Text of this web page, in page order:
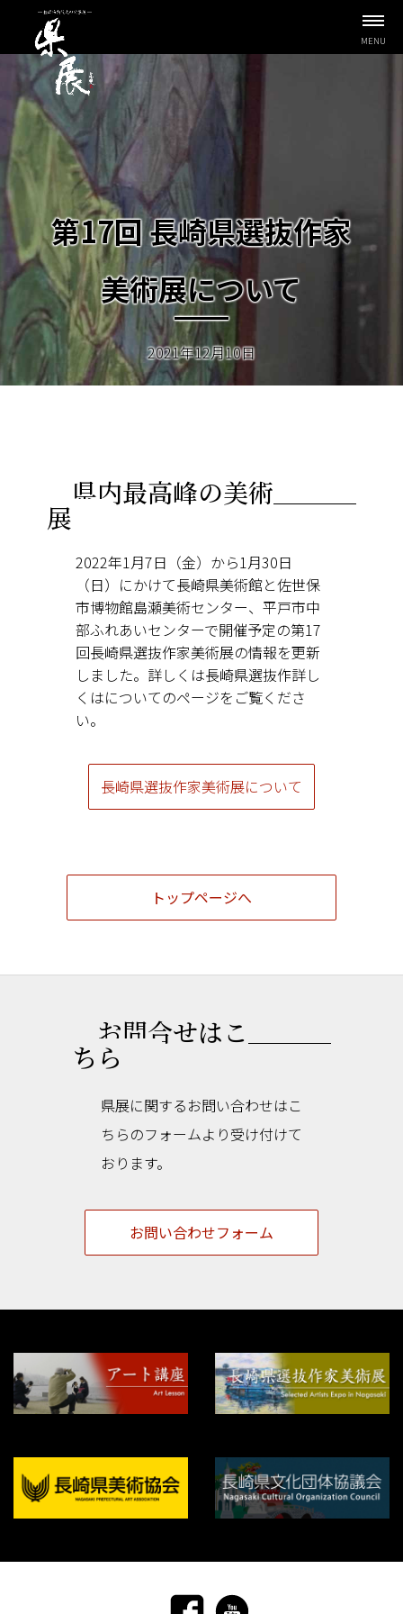
MENU
第17回 長崎県選抜作家
美術展について
2021年12月10日
県内最高峰の美術
展
2022年1月7日（金）から1月30日
（日）にかけて長崎県美術館と佐世保
市博物館島瀬美術センター、平戸市中
部ふれあいセンターで開催予定の第17
回長崎県選抜作家美術展の情報を更新
しました。詳しくは長崎県選抜作詳し
くはについてのページをご覧くださ
い。
長崎県選抜作家美術展について
トップページへ
お問合せはこ
ちら
県展に関するお問い合わせはこ
ちらのフォームより受け付けて
おります。
お問い合わせフォーム